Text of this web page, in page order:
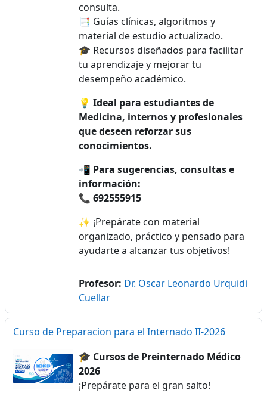
consulta.
📑 Guías clínicas, algoritmos y
material de estudio actualizado.
🎓 Recursos diseñados para facilitar
tu aprendizaje y mejorar tu
desempeño académico.
💡 Ideal para estudiantes de
Medicina, internos y profesionales
que deseen reforzar sus
conocimientos.
📲 Para sugerencias, consultas e
información:
📞 692555915
✨ ¡Prepárate con material
organizado, práctico y pensado para
ayudarte a alcanzar tus objetivos!
Profesor: Dr. Oscar Leonardo Urquidi
Cuellar
Curso de Preparacion para el Internado II-2026
🎓 Cursos de Preinternado Médico
2026
¡Prepárate para el gran salto!